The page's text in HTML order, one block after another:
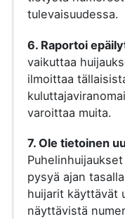
tulevaisuudessa.
6. Raportoi
vaikuttaa
ilmoittaa
varoittaa muita.
7. Ole tietoinen
pysyä ajan
huijarit käyttävät
näyttävistä